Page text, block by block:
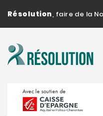
Résolution, faire de la
Avec le soutien de